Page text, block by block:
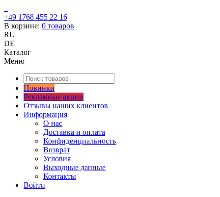
+49 1768 455 22 16
В корзине: 0 товаров
RU
DE
Каталог
Меню
Новинки
Рекламные акции
Отзывы наших клиентов
Информация
О нас
Доставка и оплата
Конфиденциальность
Возврат
Условия
Выходные данные
Контакты
Войти